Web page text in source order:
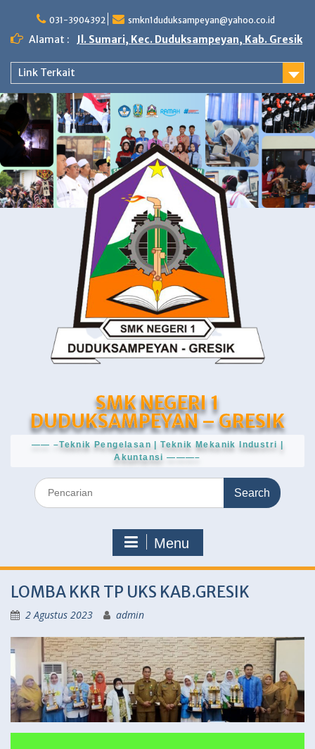
content
031-3904392 smkn1duduksampeyan@yahoo.co.id
Alamat : Jl. Sumari, Kec. Duduksampeyan, Kab. Gresik
Link Terkait
SMK NEGERI 1
DUDUKSAMPEYAN – GRESIK
—— –Teknik Pengelasan | Teknik Mekanik Industri |
Akuntansi ———–
Search
for:
Menu
LOMBA KKR TP UKS KAB.GRESIK
2 Agustus 2023 admin